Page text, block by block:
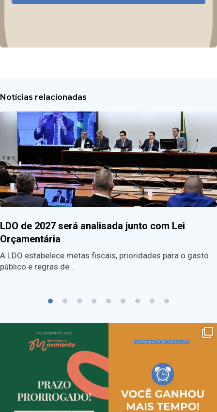
Notícias relacionadas
LDO de 2027 será analisada junto com Lei
Orçamentária
A LDO estabelece metas fiscais, prioridades para o gasto
público e regras de…